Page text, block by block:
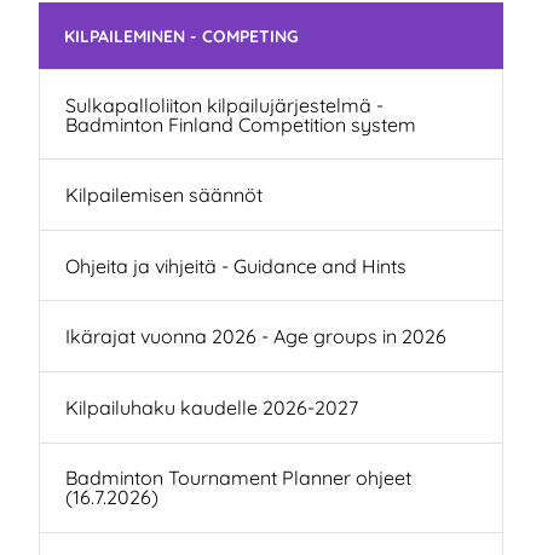
Skip subnavigation
KILPAILEMINEN - COMPETING
Sulkapalloliiton kilpailujärjestelmä -
Badminton Finland Competition system
Kilpailemisen säännöt
Ohjeita ja vihjeitä - Guidance and Hints
Ikärajat vuonna 2026 - Age groups in 2026
Kilpailuhaku kaudelle 2026-2027
Badminton Tournament Planner ohjeet
(16.7.2026)